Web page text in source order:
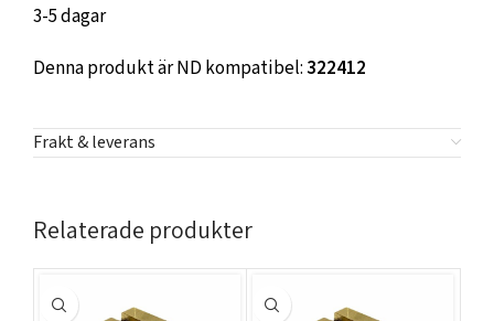
3-5 dagar
Denna produkt är ND kompatibel:322412
Frakt & leverans
Relaterade produkter